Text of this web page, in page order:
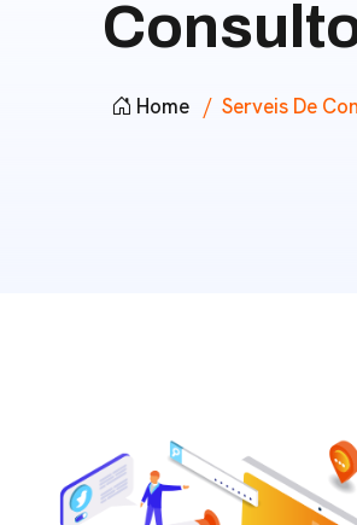
Home Serveis De